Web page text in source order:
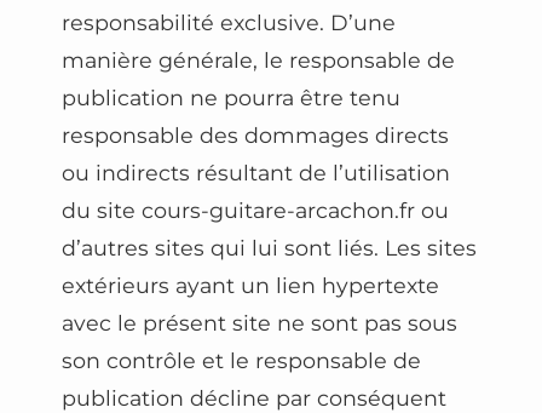
responsabilité exclusive. D’une
manière générale, le responsable de
publication ne pourra être tenu
responsable des dommages directs
ou indirects résultant de l’utilisation
du site cours-guitare-arcachon.fr ou
d’autres sites qui lui sont liés. Les sites
extérieurs ayant un lien hypertexte
avec le présent site ne sont pas sous
son contrôle et le responsable de
publication décline par conséquent